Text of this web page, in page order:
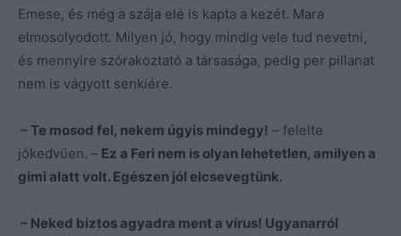
Emese, és még a szája elé is kapta a kezét. Mara
elmosolyodott. Milyen jó, hogy mindig vele tud nevetni,
és mennyire szórakoztató a társasága, pedig per pillanat
nem is vágyott senkiére.
– Te mosod fel, nekem úgyis mindegy! – felelte
jókedvűen. – Ez a Feri nem is olyan lehetetlen, amilyen a
gimi alatt volt. Egészen jól elcsevegtünk.
– Neked biztos agyadra ment a vírus! Ugyanarról